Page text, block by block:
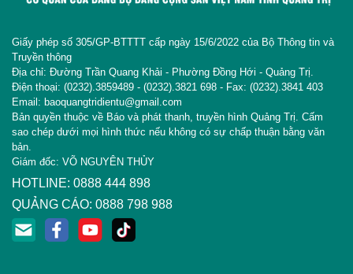
Giấy phép số 305/GP-BTTTT cấp ngày 15/6/2022 của Bộ Thông tin và
Truyền thông
Địa chỉ: Đường Trần Quang Khải - Phường Đồng Hới - Quảng Trị.
Điện thoại: (0232).3859489 - (0232).3821 698 - Fax: (0232).3841 403
Email: baoquangtridientu@gmail.com
Bản quyền thuộc về Báo và phát thanh, truyền hình Quảng Trị. Cấm
sao chép dưới mọi hình thức nếu không có sự chấp thuận bằng văn
bản.
Giám đốc: VÕ NGUYÊN THỦY
HOTLINE: 0888 444 898
QUẢNG CÁO: 0888 798 988